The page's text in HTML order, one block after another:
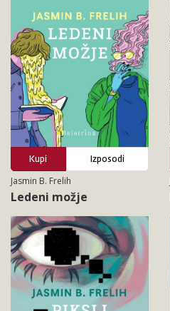
Kupi
Izposodi
Jasmin B. Frelih
Ledeni možje